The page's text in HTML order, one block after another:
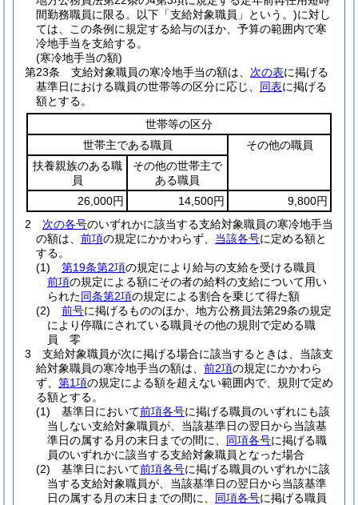
間勤務職員に限る。以下「支給対象職員」という。)に対し
ては、この条例に規定する給与のほか、予算の範囲内で寒
冷地手当を支給する。
(寒冷地手当の額)
第23条
支給対象職員の寒冷地手当の額は、 次の表に掲げる
基準日における職員の世帯等の区分に応じ、 同表に掲げる
額とする。
世帯等の区分
世帯主である職員
その他の職員
扶養親族のある職
員
その他の世帯主で
ある職員
26,000円
14,500円
9,800円
2
次の各号のいずれかに該当する支給対象職員の寒冷地手当
の額は、 前項の規定にかかわらず、 当該各号に定める額と
する。
(1)
第19条第2項の規定により給与の支給を受ける職員
前項の規定による額にその者の給料の支給について用い
られた同条第2項の規定による割合を乗じて得た額
(2)
前号に掲げるもののほか、地方公務員法第29条の規定
により停職にされている職員その他の規則で定める職
員 零
3
支給対象職員が次に掲げる場合に該当するときは、当該支
給対象職員の寒冷地手当の額は、 前2項の規定にかかわら
ず、 第1項の規定による額を超えない範囲内で、規則で定め
る額とする。
(1)
基準日において前項各号に掲げる職員のいずれにも該
当しない支給対象職員が、当該基準日の翌日から当該基
準日の属する月の末日までの間に、 同項各号に掲げる職
員のいずれかに該当する支給対象職員となった場合
(2)
基準日において前項各号に掲げる職員のいずれかに該
当する支給対象職員が、当該基準日の翌日から当該基準
日の属する月の末日までの間に、 同項各号に掲げる職員